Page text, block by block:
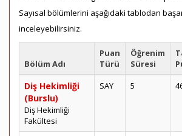
Sayısal bölümlerini aşağıdaki tablodan
inceleyebilirsiniz.
Bölüm Adı
Puan
Türü
Öğrenim
Süresi
Diş Hekimliği
(Burslu)
Diş Hekimliği
Fakültesi
SAY 5